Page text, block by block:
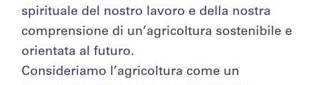
spirituale del nostro lavoro e della nostra
comprensione di un’agricoltura sostenibile e
orientata al futuro.
Consideriamo l’agricoltura come un